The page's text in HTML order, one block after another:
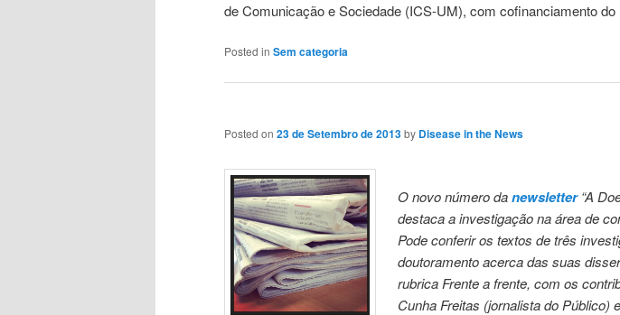
de Comunicação e Sociedade (ICS-UM), com cofinanciamento do
Posted in Sem categoria
Posted on 23 de Setembro de 2013by Disease in the News
O novo número da newsletter“A
destaca a investigação na área de
Pode conferir os textos de três
doutoramento acerca das suas
rubrica Frente a frente, com os
Cunha Freitas (jornalista do Público)